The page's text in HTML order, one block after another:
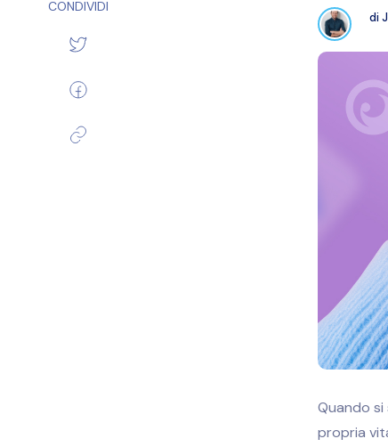
di
Quando
propria
CONDIVIDI